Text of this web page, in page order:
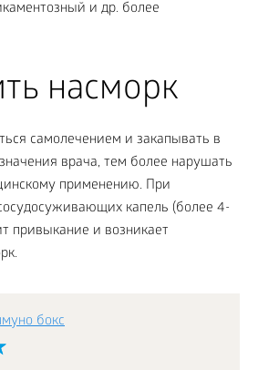
и др. более
насморк
самолечением и закапывать в
врача, тем более нарушать
применению. При
капель (более 4-
привыкание и возникает
бокс